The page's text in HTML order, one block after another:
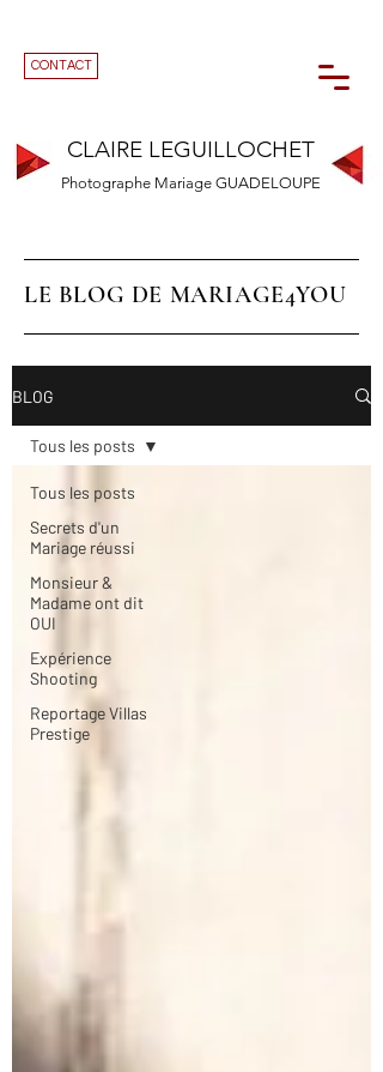
CLAIRE LEGUILLOCHET
Photographe Mariage GUADELOUPE
CONTACT
LE BLOG DE MARIAGE4YOU
BLOG
Tous les posts
Secrets d'un
Mariage réussi
Monsieur &
Madame ont dit
OUI
Expérience
Shooting
Reportage Villas
Prestige
Tous les posts